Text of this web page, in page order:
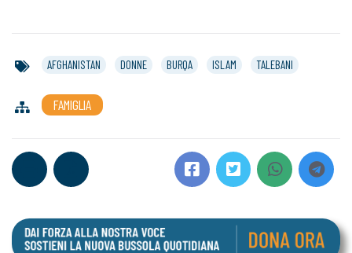
AFGHANISTAN DONNE BURQA ISLAM TALEBANI
FAMIGLIA